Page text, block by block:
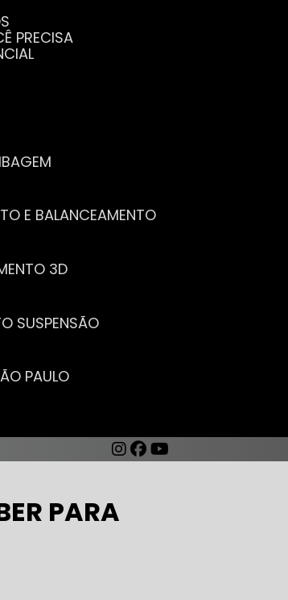
PRECISA
CARRO
E BALANCEAMENTO
3D
SUSPENSÃO
PAULO
PARA